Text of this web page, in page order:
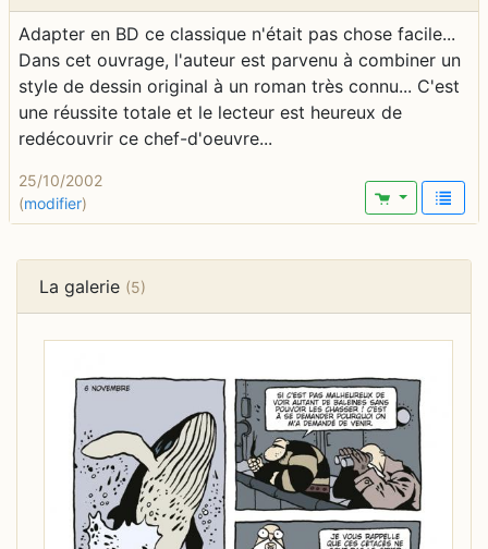
Adapter en BD ce classique n'était pas chose facile...
Dans cet ouvrage, l'auteur est parvenu à combiner un
style de dessin original à un roman très connu... C'est
une réussite totale et le lecteur est heureux de
redécouvrir ce chef-d'oeuvre...
25/10/2002
(modifier)
La galerie (5)